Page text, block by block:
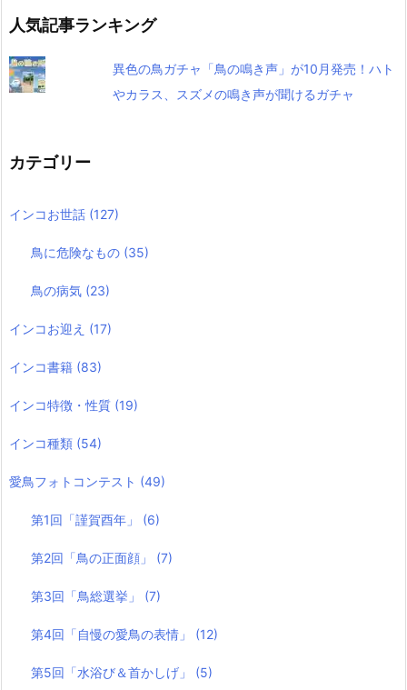
人気記事ランキング
異色の鳥ガチャ「鳥の鳴き声」が10月発売！ハト
やカラス、スズメの鳴き声が聞けるガチャ
カテゴリー
インコお世話 (127)
鳥に危険なもの (35)
鳥の病気 (23)
インコお迎え (17)
インコ書籍 (83)
インコ特徴・性質 (19)
インコ種類 (54)
愛鳥フォトコンテスト (49)
第1回「謹賀酉年」 (6)
第2回「鳥の正面顔」 (7)
第3回「鳥総選挙」 (7)
第4回「自慢の愛鳥の表情」 (12)
第5回「水浴び＆首かしげ」 (5)